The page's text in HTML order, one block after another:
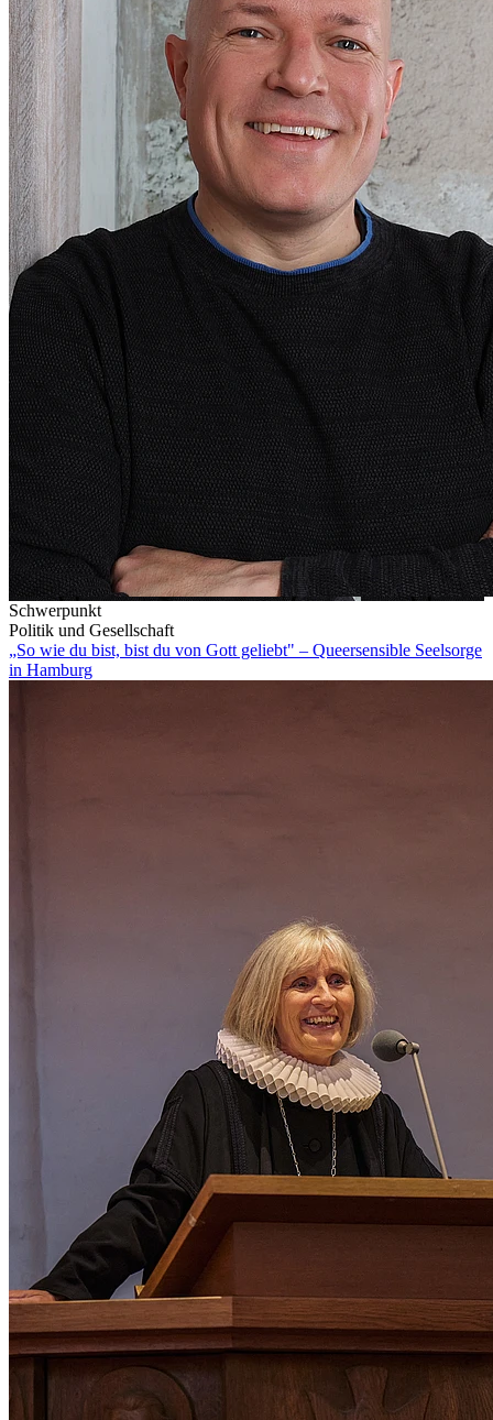
Schwerpunkt
Politik und Gesellschaft
„So wie du bist, bist du von Gott geliebt" – Queersensible Seelsorge
in Hamburg